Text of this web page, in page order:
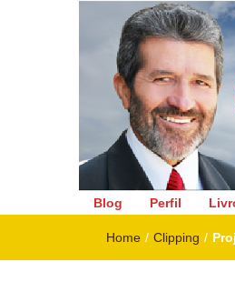
Deputado Federal
Blog Perfil
Home / Clipping /